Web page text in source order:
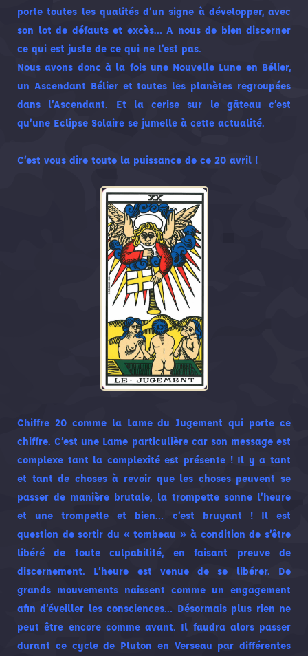
porte toutes les qualités d’un signe à développer, avec
son lot de défauts et excès… A nous de bien discerner
ce qui est juste de ce qui ne l’est pas.
Nous avons donc à la fois une Nouvelle Lune en Bélier,
un Ascendant Bélier et toutes les planètes regroupées
dans l’Ascendant. Et la cerise sur le gâteau c’est
qu’une Eclipse Solaire se jumelle à cette actualité.
C’est vous dire toute la puissance de ce 20 avril !
Chiffre 20 comme la Lame du Jugement qui porte ce
chiffre. C’est une Lame particulière car son message est
complexe tant la complexité est présente ! Il y a tant
et tant de choses à revoir que les choses peuvent se
passer de manière brutale, la trompette sonne l’heure
et une trompette et bien… c’est bruyant ! Il est
question de sortir du « tombeau » à condition de s’être
libéré de toute culpabilité, en faisant preuve de
discernement. L’heure est venue de se libérer. De
grands mouvements naissent comme un engagement
afin d’éveiller les consciences… Désormais plus rien ne
peut être encore comme avant. Il faudra alors passer
durant ce cycle de Pluton en Verseau par différentes